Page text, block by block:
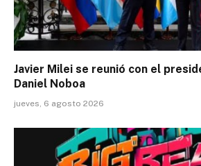
Javier Milei se reunió con el
Daniel Noboa
jueves, 6 agosto 2026